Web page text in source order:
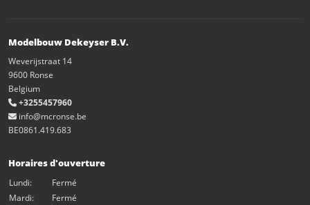
Modelbouw Dekeyser B.V.
Weverijstraat 14
9600 Ronse
Belgium
+3255457960
info@mcronse.be
BE0861.419.683
Horaires d'ouverture
Lundi:
Fermé
Mardi:
Fermé